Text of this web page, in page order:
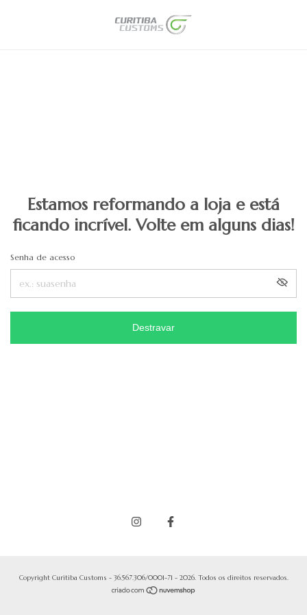
Estamos reformando a loja e está
ficando incrível. Volte em alguns dias!
Senha de acesso
Destravar
Copyright Curitiba Customs - 36.567.306/0001-71 - 2026. Todos os direitos reservados.